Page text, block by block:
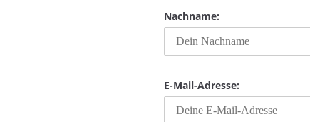
Nachname:
E-Mail-Adresse: